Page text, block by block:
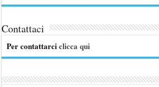
Contattaci
Per contattarciclicca qui